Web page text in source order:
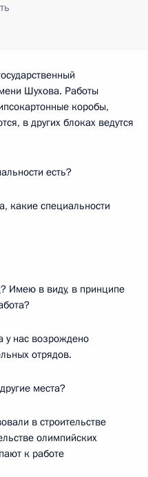
Шухова. Работы
коробы,
в других блоках ведутся
есть?
какие специальности
Имею в виду, в принципе
у нас возрождено
отрядов.
места?
в строительстве
олимпийских
к работе